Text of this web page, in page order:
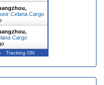
Celana Cargo
Cargo
Tracking ON